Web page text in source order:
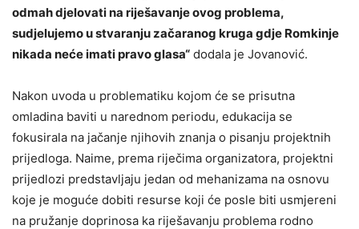
odmah djelovati na riješavanje ovog problema,
sudjelujemo u stvaranju začaranog kruga gdje Romkinje
nikada neće imati pravo glasa“ dodala je Jovanović.
Nakon uvoda u problematiku kojom će se prisutna
omladina baviti u narednom periodu, edukacija se
fokusirala na jačanje njihovih znanja o pisanju projektnih
prijedloga. Naime, prema riječima organizatora, projektni
prijedlozi predstavljaju jedan od mehanizama na osnovu
koje je moguće dobiti resurse koji će posle biti usmjereni
na pružanje doprinosa ka riješavanju problema rodno